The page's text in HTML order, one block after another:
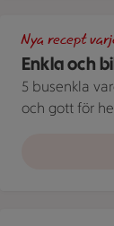
Enkla och
Nya recept
5 busenkla
och gott för